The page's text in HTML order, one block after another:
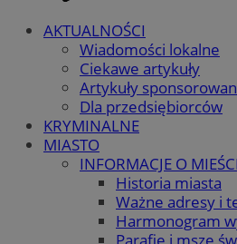
AKTUALNOŚCI
Wiadomości lokalne
Ciekawe artykuły
Artykuły
Dla przedsiębiorców
KRYMINALNE
MIASTO
INFORMACJE O
Historia miasta
Ważne adresy i
Harmonogram